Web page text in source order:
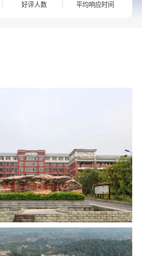
好评人数 平均响应时间